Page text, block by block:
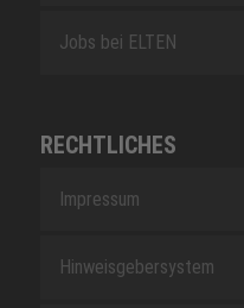
Jobs bei ELTEN
RECHTLICHES
Impressum
Hinweisgebersystem